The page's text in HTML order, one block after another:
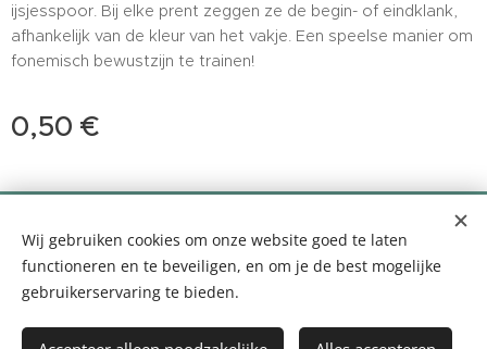
ijsjesspoor. Bij elke prent zeggen ze de begin- of eindklank,
afhankelijk van de kleur van het vakje. Een speelse manier om
fonemisch bewustzijn te trainen!
0,50 €
Louis Segersstraat 14, 2880 Bornem
Cookies
Wij gebruiken cookies om onze website goed te laten
functioneren en te beveiligen, en om je de best mogelijke
gebruikerservaring te bieden.